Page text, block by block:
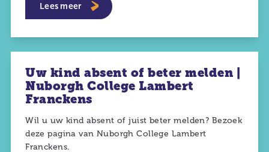
Lees meer
Uw kind absent of beter melden |
Nuborgh College Lambert
Franckens
Wil u uw kind absent of juist beter melden? Bezoek
deze pagina van Nuborgh College Lambert
Franckens.